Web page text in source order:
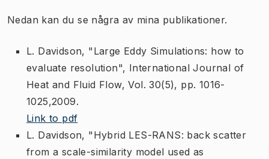
Nedan kan du se några av mina publikationer.
L. Davidson, "Large Eddy Simulations: how to
evaluate resolution", International Journal of
Heat and Fluid Flow, Vol. 30(5), pp. 1016-
1025,2009.
Link to pdf
L. Davidson, "Hybrid LES-RANS: back scatter
from a scale-similarity model used as